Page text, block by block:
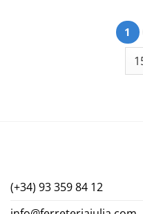
1
(+34) 93 359 84 12